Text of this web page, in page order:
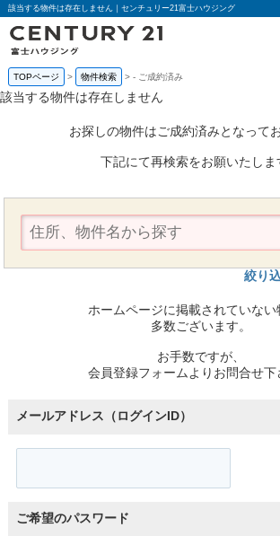
該当する物件は存在しません｜センチュリー21富士ハウジング
TOPページ 物件検索 - ご成約済み
該当する物件は存在しません
お探しの物件はご成約済みとなって
下記にて再検索をお願いたしま
絞り
ホームページに掲載されていない
多数ございます。
お手数ですが、
会員登録フォームよりお問合せ下
メールアドレス（ログインID）
ご希望のパスワード